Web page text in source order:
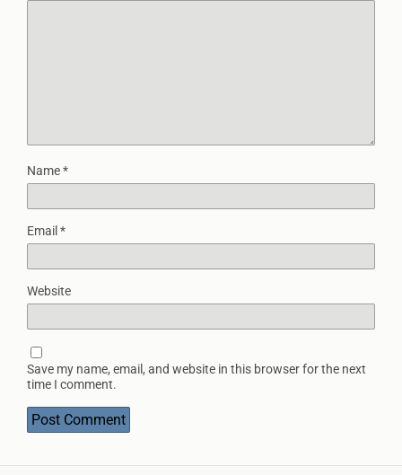
Name*
Email *
Website
Save my name, email, and website in this browser for the next
time I comment.